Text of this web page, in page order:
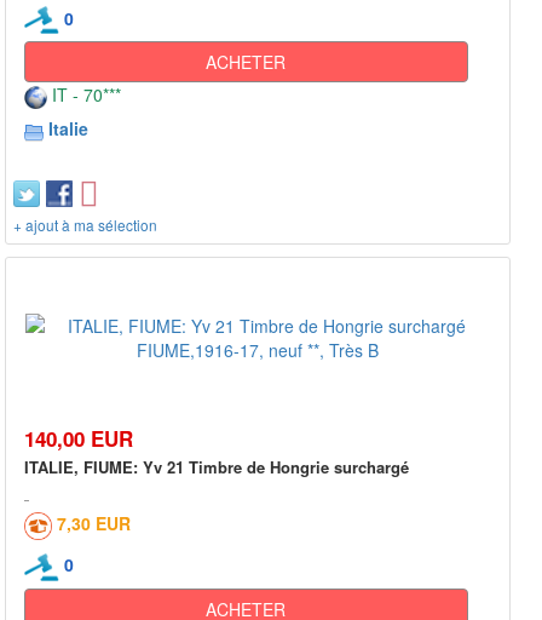
0
ACHETER
IT - 70***
Italie
+ ajout à ma sélection
140,00 EUR
ITALIE, FIUME: Yv 21 Timbre de Hongrie surchargé
7,30 EUR
0
ACHETER